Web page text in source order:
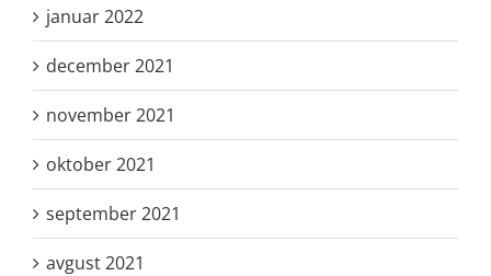
januar 2022
december 2021
november 2021
oktober 2021
september 2021
avgust 2021